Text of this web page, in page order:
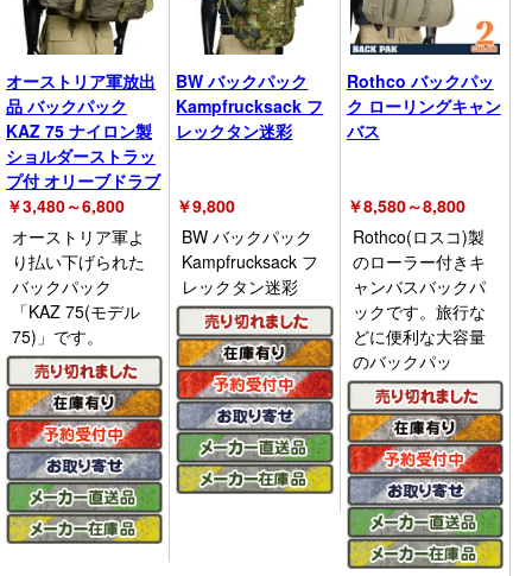
オーストリア軍放出
品 バックパック
KAZ 75 ナイロン製
ショルダーストラッ
プ付 オリーブドラブ
￥3,480～6,800
オーストリア軍よ
り払い下げられた
バックパック
「KAZ 75(モデル
75)」です。
BW バックパック
Kampfrucksack フ
レックタン迷彩
￥9,800
BW バックパック
Kampfrucksack フ
レックタン迷彩
Rothco バックパッ
ク ローリングキャン
バス
￥8,580～8,800
Rothco(ロスコ)製
のローラー付きキ
ャンバスバックパ
ックです。旅行な
どに便利な大容量
のバックパッ